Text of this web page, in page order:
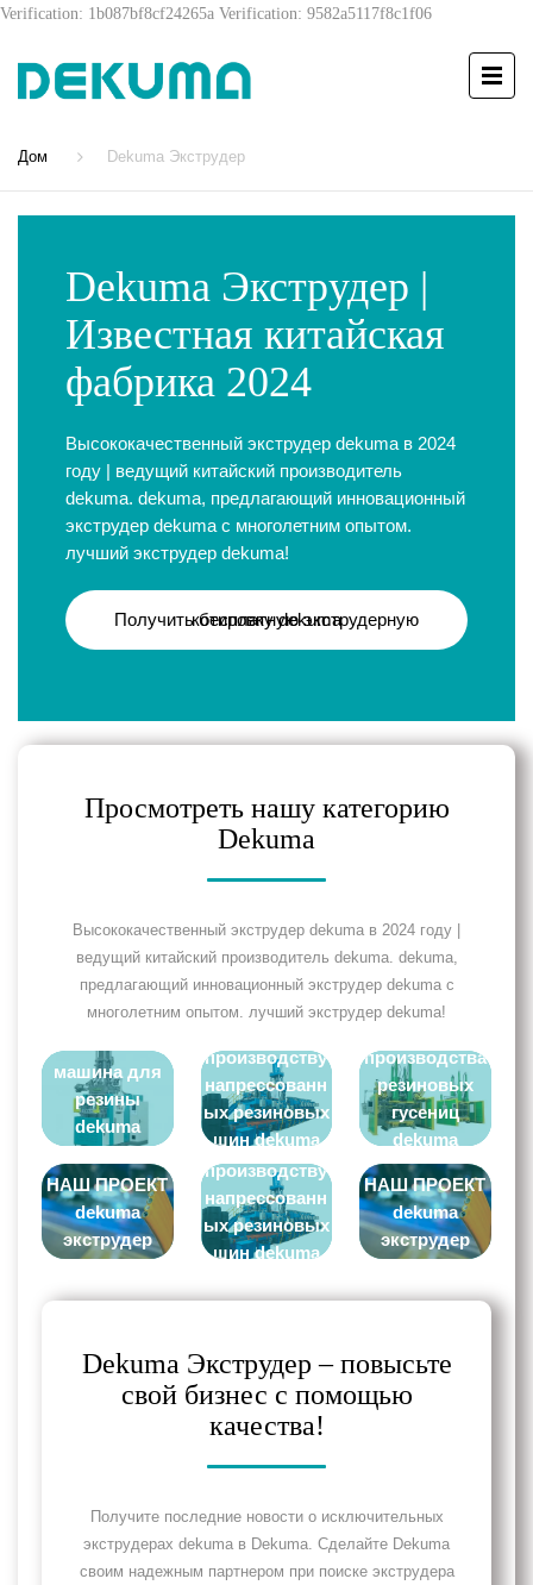
Verification: 1b087bf8cf24265a Verification: 9582a5117f8c1f06
Дом Dekuma Экструдер
Dekuma Экструдер |
Известная китайская
фабрика 2024
Высококачественный экструдер dekuma в 2024
году | ведущий китайский производитель
dekuma. dekuma, предлагающий инновационный
экструдер dekuma с многолетним опытом.
лучший экструдер dekuma!
Получить бесплатную экструдерную котировку dekuma
Просмотреть нашу категорию
Dekuma
Высококачественный экструдер dekuma в 2024 году |
ведущий китайский производитель dekuma. dekuma,
предлагающий инновационный экструдер dekuma с
многолетним опытом. лучший экструдер dekuma!
машина для
резины
dekuma
производству
напрессованн
ых резиновых
шин dekuma
экструдер
производства
резиновых
гусениц
dekuma
экструдер
НАШ ПРОЕКТ
dekuma
экструдер
Линия по
производству
напрессованн
ых резиновых
шин dekuma
НАШ ПРОЕКТ
dekuma
экструдер
Dekuma Экструдер – повысьте
свой бизнес с помощью
качества!
Получите последние новости о исключительных
экструдерах dekuma в Dekuma. Сделайте Dekuma
своим надежным партнером при поиске экструдера